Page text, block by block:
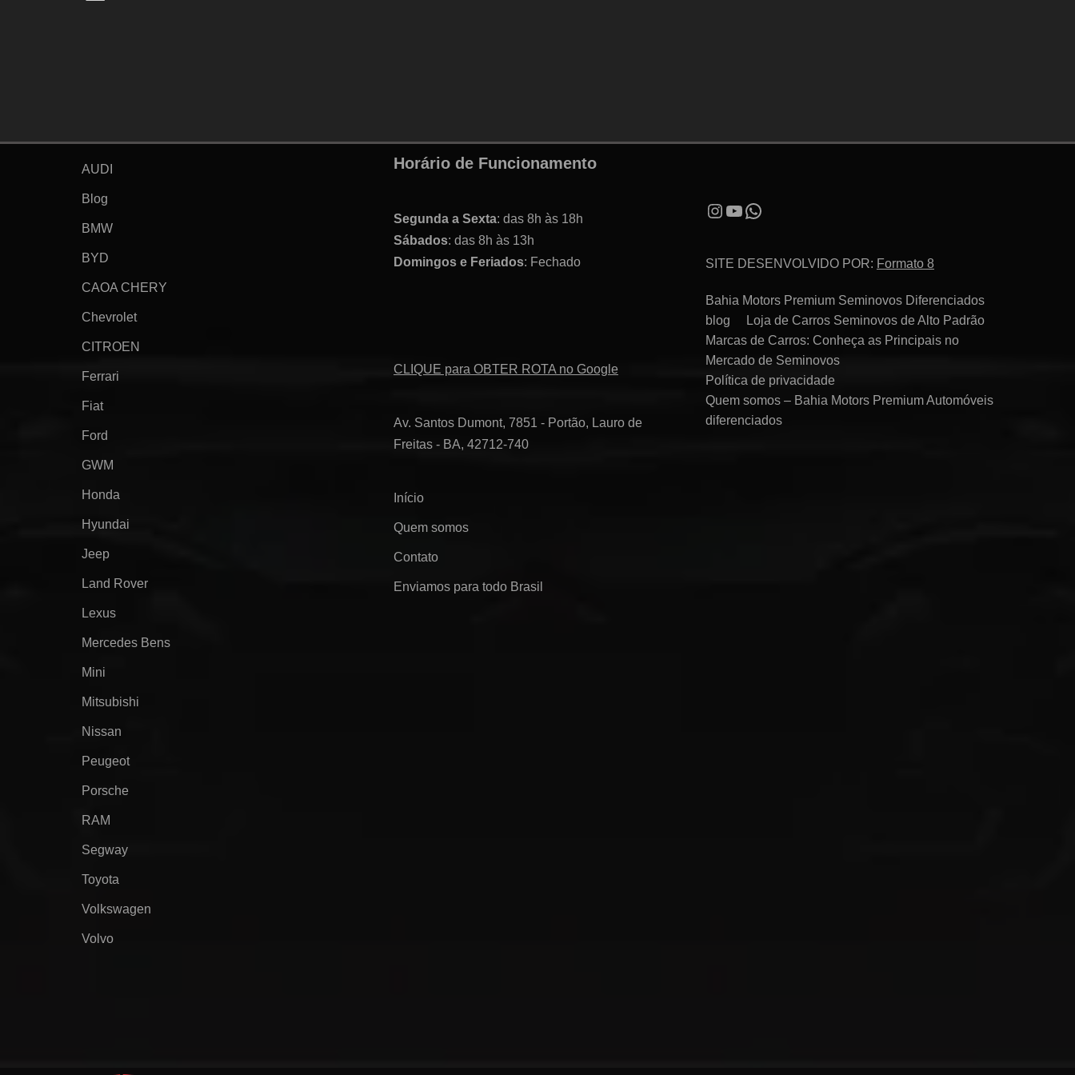
AUDI
Blog
BMW
BYD
CAOA CHERY
Chevrolet
CITROEN
Ferrari
Fiat
Ford
GWM
Honda
Hyundai
Jeep
Land Rover
Lexus
Mercedes Bens
Mini
Mitsubishi
Nissan
Peugeot
Porsche
RAM
Segway
Toyota
Volkswagen
Volvo
Horário de Funcionamento
Segunda a Sexta: das 8h às 18h
Sábados: das 8h às 13h
Domingos e Feriados: Fechado
CLIQUE para OBTER ROTA no Google
Av. Santos Dumont, 7851 - Portão, Lauro de
Freitas - BA, 42712-740
Início
Quem somos
Contato
Enviamos para todo Brasil
SITE DESENVOLVIDO POR: Formato 8
Bahia Motors Premium Seminovos Diferenciados
blog
Loja de Carros Seminovos de Alto Padrão
Marcas de Carros: Conheça as Principais no
Mercado de Seminovos
Política de privacidade
Quem somos – Bahia Motors Premium Automóveis
diferenciados